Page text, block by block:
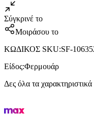
Σύγκρινέ το
Μοιράσου το
ΚΩΔΙΚΟΣ SKU:SF-
Είδος:Φερμουάρ
Δες όλα τα χαρακτηριστικά